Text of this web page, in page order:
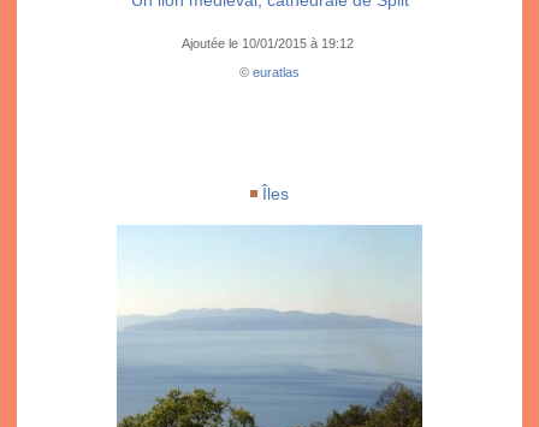
Ajoutée le 10/01/2015 à 19:12
© euratlas
Îles